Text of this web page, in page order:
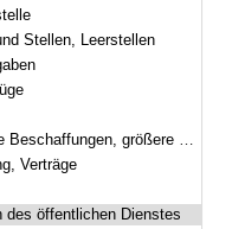
Stellen, Leerstellen
größere Entwicklungsvorhaben
Verträge
des öffentlichen Dienstes